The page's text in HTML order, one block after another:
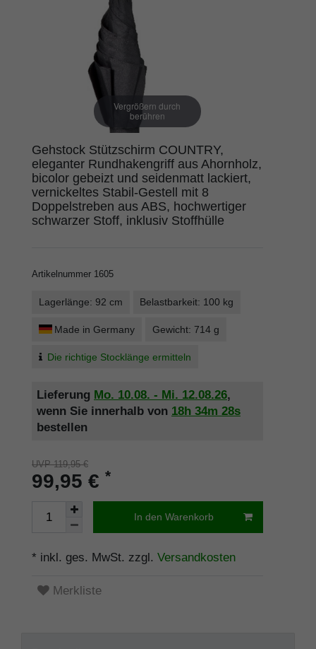
Vergrößern durch
berühren
Gehstock Stützschirm COUNTRY,
eleganter Rundhakengriff aus Ahornholz,
bicolor gebeizt und seidenmatt lackiert,
vernickeltes Stabil-Gestell mit 8
Doppelstreben aus ABS, hochwertiger
schwarzer Stoff, inklusiv Stoffhülle
Artikelnummer 1605
Lagerlänge: 92 cm Belastbarkeit: 100 kg
Made in Germany Gewicht: 714 g
Die richtige Stocklänge ermitteln
Lieferung Mo. 10.08. - Mi. 12.08.26,
wenn Sie innerhalb von 18h 34m 28s
bestellen
UVP 119,95 €
99,95 € *
In den Warenkorb
* inkl. ges. MwSt. zzgl. Versandkosten
Merkliste